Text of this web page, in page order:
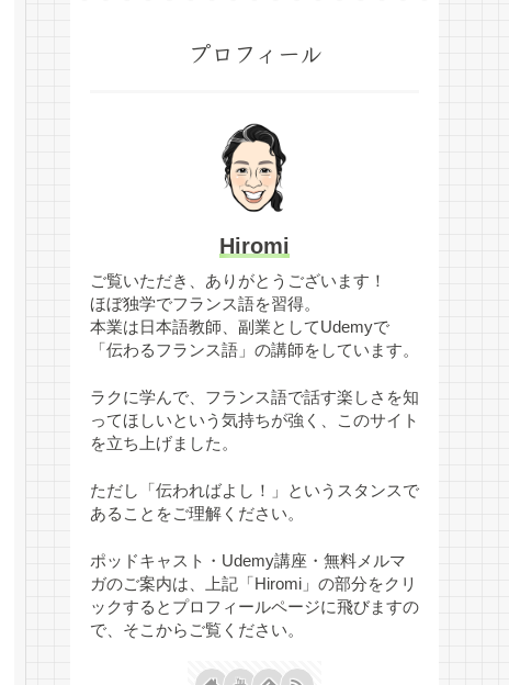
プロフィール
Hiromi
ご覧いただき、ありがとうございます！
ほぼ独学でフランス語を習得。
本業は日本語教師、副業としてUdemyで
「伝わるフランス語」の講師をしています。
ラクに学んで、フランス語で話す楽しさを知
ってほしいという気持ちが強く、このサイト
を立ち上げました。
ただし「伝わればよし！」というスタンスで
あることをご理解ください。
ポッドキャスト・Udemy講座・無料メルマ
ガのご案内は、上記「Hiromi」の部分をクリ
ックするとプロフィールページに飛びますの
で、そこからご覧ください。